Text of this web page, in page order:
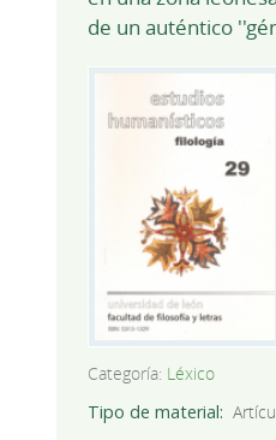
de un auténtico
Categoría: Léxico
Tipo de material